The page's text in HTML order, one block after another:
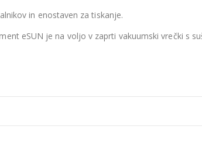
in enostaven za tiskanje.
eSUN je na voljo v zaprti vakuumski vrečki s